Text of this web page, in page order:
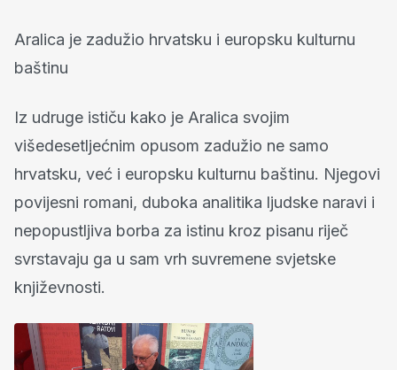
Aralica je zadužio hrvatsku i europsku kulturnu
baštinu
Iz udruge ističu kako je Aralica svojim
višedesetljećnim opusom zadužio ne samo
hrvatsku, već i europsku kulturnu baštinu. Njegovi
povijesni romani, duboka analitika ljudske naravi i
nepopustljiva borba za istinu kroz pisanu riječ
svrstavaju ga u sam vrh suvremene svjetske
književnosti.